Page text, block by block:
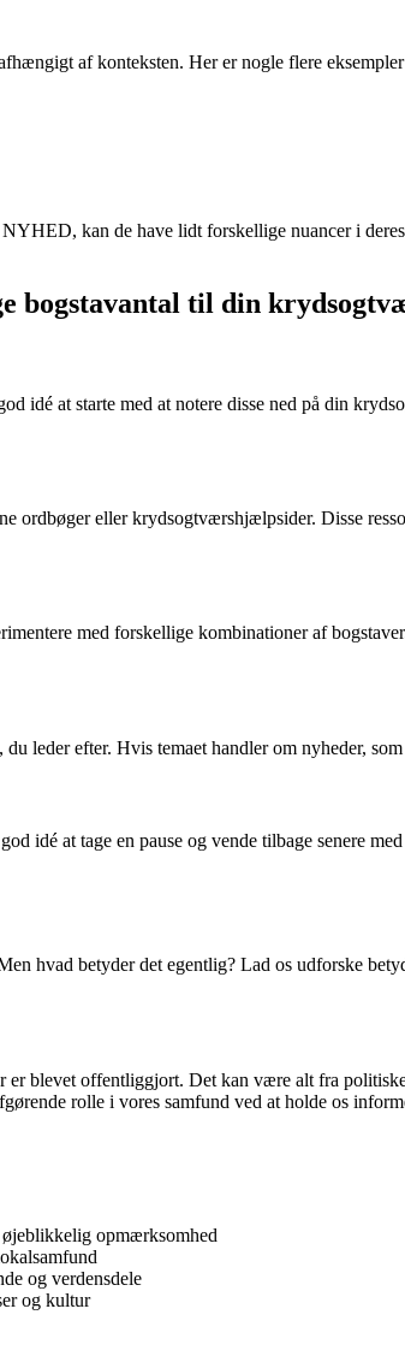
af konteksten. Her er nogle flere
kan de have lidt forskellige nuancer i
bogstavantal til din
idé at starte med at notere disse ned på din
ordbøger eller krydsogtværshjælpsider. Disse
med forskellige kombinationer af
leder efter. Hvis temaet handler om nyheder,
idé at tage en pause og vende tilbage senere
hvad betyder det egentlig? Lad os udforske
blevet offentliggjort. Det kan være alt fra
rolle i vores samfund ved at holde os
opmærksomhed
og verdensdele
og kultur